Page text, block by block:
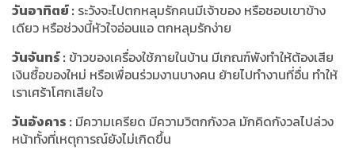
วันอาทิตย์ : ระวังจะไปตกหลุมรักคนมีเจ้าของ หรือชอบเขาข้าง
เดียว หรือช่วงนี้หัวใจอ่อนแอ ตกหลุมรักง่าย
วันจันทร์ : ข้าวของเครื่องใช้ภายในบ้าน มีเกณฑ์พังทำให้ต้องเสีย
เงินซื้อของใหม่ หรือเพื่อนร่วมงานบางคน ย้ายไปทำงานที่อื่น ทำให้
เราเศร้าโศกเสียใจ
วันอังคาร : มีความเครียด มีความวิตกกังวล มักคิดกังวลไปล่วง
หน้าทั้งที่เหตุการณ์ยังไม่เกิดขึ้น